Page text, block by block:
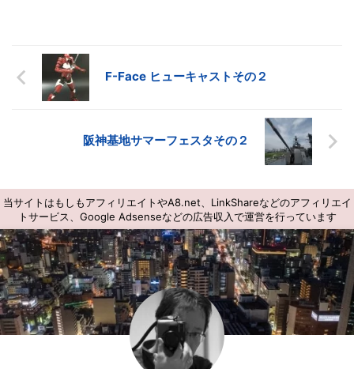
F-Face ヒューキャストその２
阪神基地サマーフェスタその２
当サイトはもしもアフィリエイトやA8.net、LinkShareなどのアフィリエイ
トサービス、Google Adsenseなどの広告収入で運営を行っています